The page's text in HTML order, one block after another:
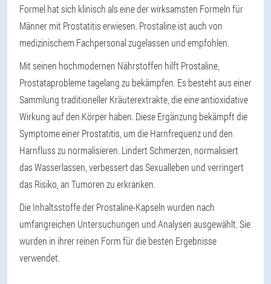
Formel hat sich klinisch als eine der wirksamsten Formeln für
Männer mit Prostatitis erwiesen. Prostaline ist auch von
medizinischem Fachpersonal zugelassen und empfohlen.
Mit seinen hochmodernen Nährstoffen hilft Prostaline,
Prostataprobleme tagelang zu bekämpfen. Es besteht aus einer
Sammlung traditioneller Kräuterextrakte, die eine antioxidative
Wirkung auf den Körper haben. Diese Ergänzung bekämpft die
Symptome einer Prostatitis, um die Harnfrequenz und den
Harnfluss zu normalisieren. Lindert Schmerzen, normalisiert
das Wasserlassen, verbessert das Sexualleben und verringert
das Risiko, an Tumoren zu erkranken.
Die Inhaltsstoffe der Prostaline-Kapseln wurden nach
umfangreichen Untersuchungen und Analysen ausgewählt. Sie
wurden in ihrer reinen Form für die besten Ergebnisse
verwendet.